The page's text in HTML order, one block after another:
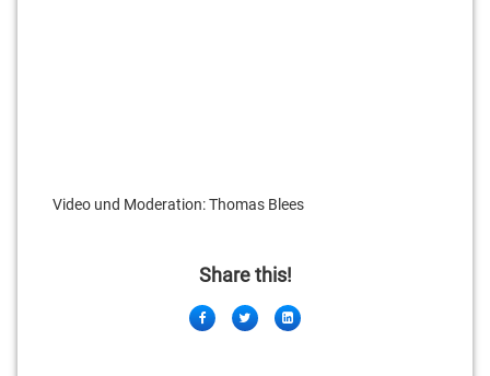
Video und Moderation: Thomas Blees
Share this!
FacebookTwitterLinkedIn